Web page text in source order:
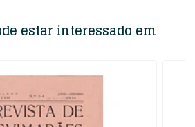
estar interessado em